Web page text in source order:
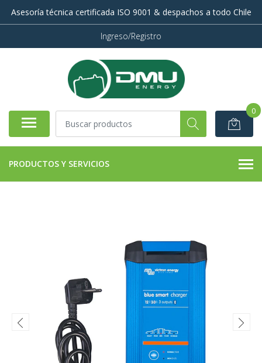
Asesoría técnica certificada ISO 9001 & despachos a todo Chile
Ingreso/Registro
0
PRODUCTOS Y SERVICIOS